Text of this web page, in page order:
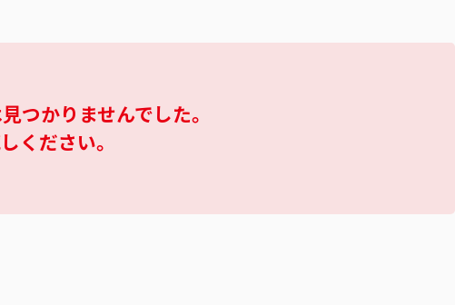
つかりませんでした。
ください。